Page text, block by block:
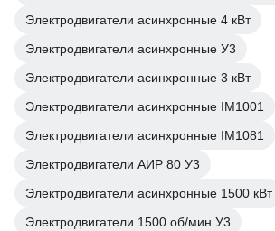
Электродвигатели асинхронные 4 кВт
Электродвигатели асинхронные У3
Электродвигатели асинхронные 3 кВт
Электродвигатели асинхронные IM1001
Электродвигатели асинхронные IM1081
Электродвигатели АИР 80 У3
Электродвигатели асинхронные 1500 кВт
Электродвигатели 1500 об/мин У3